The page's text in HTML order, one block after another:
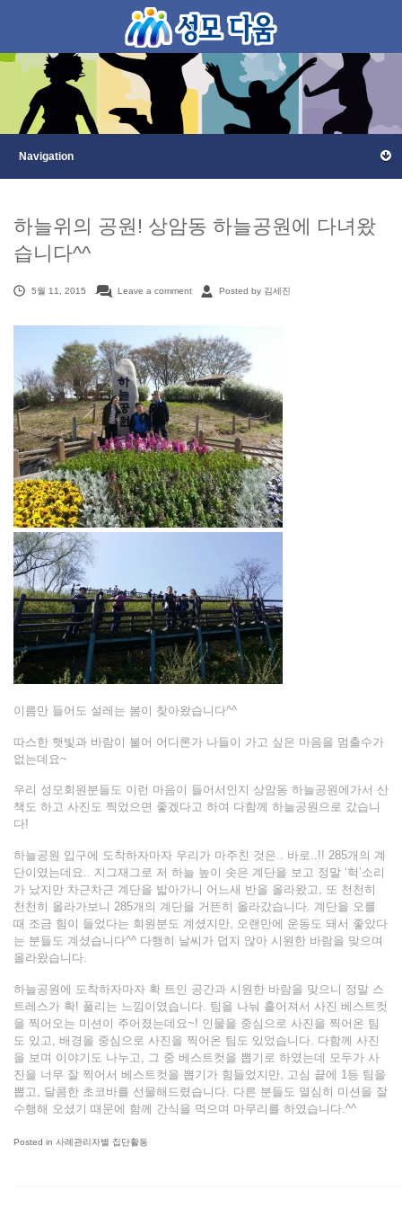
하늘위의 공원! 상암동 하늘공원에 다녀왔
습니다^^
5월 11, 2015 Leave a comment Posted by 김세진
이름만 들어도 설레는 봄이 찾아왔습니다^^
따스한 햇빛과 바람이 불어 어디론가 나들이 가고 싶은 마음을 멈출수가
없는데요~
우리 성모회원분들도 이런 마음이 들어서인지 상암동 하늘공원에가서 산
책도 하고 사진도 찍었으면 좋겠다고 하여 다함께 하늘공원으로 갔습니
다!
하늘공원 입구에 도착하자마자 우리가 마주친 것은.. 바로..!! 285개의 계
단이였는데요.. 지그재그로 저 하늘 높이 솟은 계단을 보고 정말 ‘헉’소리
가 났지만 차근차근 계단을 밟아가니 어느새 반을 올라왔고, 또 천천히
천천히 올라가보니 285개의 계단을 거뜬히 올라갔습니다. 계단을 오를
때 조금 힘이 들었다는 회원분도 계셨지만, 오랜만에 운동도 돼서 좋았다
는 분들도 계셨습니다^^ 다행히 날씨가 덥지 않아 시원한 바람을 맞으며
올라왔습니다.
하늘공원에 도착하자마자 확 트인 공간과 시원한 바람을 맞으니 정말 스
트레스가 확! 풀리는 느낌이였습니다. 팀을 나눠 흩어져서 사진 베스트컷
을 찍어오는 미션이 주어졌는데요~! 인물을 중심으로 사진을 찍어온 팀
도 있고, 배경을 중심으로 사진을 찍어온 팀도 있었습니다. 다함께 사진
을 보며 이야기도 나누고, 그 중 베스트컷을 뽑기로 하였는데 모두가 사
진을 너무 잘 찍어서 베스트컷을 뽑기가 힘들었지만, 고심 끝에 1등 팀을
뽑고, 달콤한 초코바를 선물해드렸습니다. 다른 분들도 열심히 미션을 잘
수행해 오셨기 때문에 함께 간식을 먹으며 마무리를 하였습니다.^^
Posted in 사례관리자별 집단활동